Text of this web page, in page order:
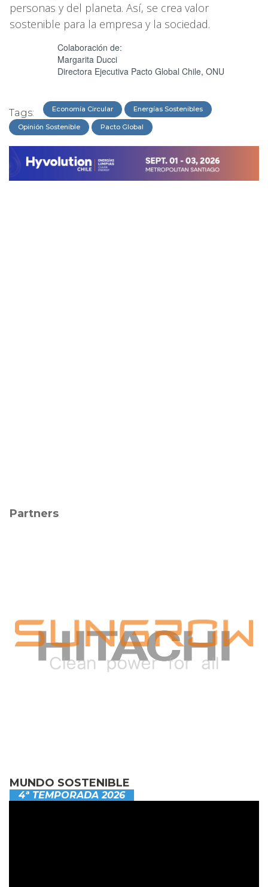
personas y del planeta. Así, se crea valor
sostenible para la empresa y la sociedad.
Colaboración de:
Margarita Ducci
Directora Ejecutiva Pacto Global Chile, ONU
Tags: Economía Circular Energías Sostenibles
Opinión Sostenible Pacto Global
Partners
MUNDO SOSTENIBLE
4ª TEMPORADA 2026